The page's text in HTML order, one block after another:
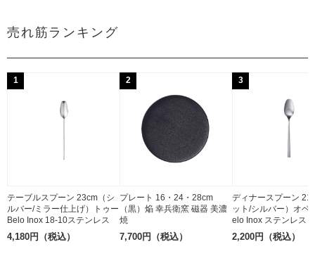
売れ筋ランキング
1
テーブルスプーン 23cm（シ
ルバー/ミラー仕上げ）トゥー
Belo Inox 18-10ステンレス
4,180円（税込）
2
プレート 16・24・28cm
（黒）焔 幸兵衛窯 磁器 美濃
焼
7,700円（税込）
3
ディナースプーン
ット/シルバー）オベ
elo Inox ステンレス
2,200円（税込）